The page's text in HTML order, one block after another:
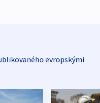
evropskými